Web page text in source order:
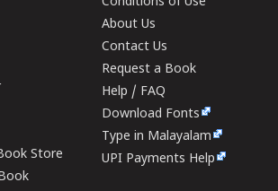
Store
About Us
Contact Us
Request a Book
Help / FAQ
Download Fonts
Type in Malayalam
UPI Payments Help